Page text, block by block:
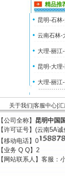
精品推
昆明-石林
云南石林-
大理-丽江
昆明-大理
大理-丽江
关于我们 客服中心
【公司全称】 昆明中国
【许可证号】(云南5A诚
【移动电话】0
【业务 Q Q】2
【网站联系人】客服：